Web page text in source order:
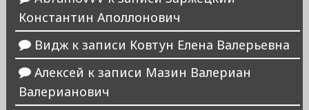
Константин Аполлонович
Виджк записи Ковтун Елена Валерьевна
Алексей к записи Мазин Валериан
Валерианович